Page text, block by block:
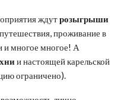
ждутрозыгрыши
проживание в
и многое многое! А
и настоящей карельской
ограничено).